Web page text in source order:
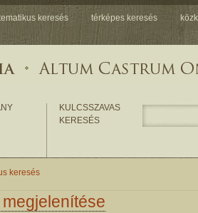
keresés térképes keresés
KULCSSZAVAS
KERESÉS
keresés